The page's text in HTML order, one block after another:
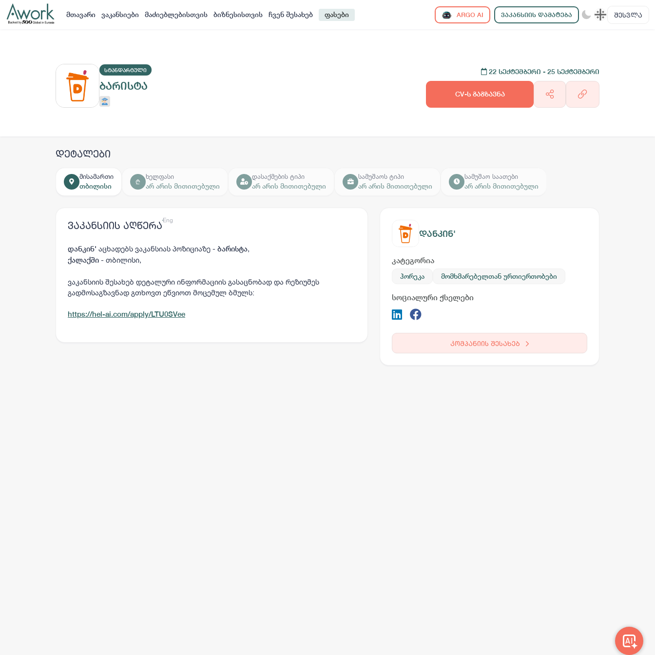
მთავარი ვაკანსიები მაძიებლებისთვის ბიზნესისთვის ჩვენ შესახებ ფასები ARGO AI ᲕᲐᲙᲐᲜᲡᲘᲘᲡ ᲓᲐᲛᲐᲢᲔᲑᲐ ᲨᲔᲡᲕᲚᲐ
ᲡᲢᲐᲜᲓᲐᲠᲢᲣᲚᲘ
ბარისტა
22 სექტემბერი - 25 სექტემბერი
CV-ს გაგზავნა
დეტალები
მისამართი
თბილისი
₾
ხელფასი
არ არის მითითებული
დასაქმების ტიპი
არ არის მითითებული
სამუშაოს ტიპი
არ არის მითითებული
სამუშაო საათები
არ არის მითითებული
ვაკანსიის აღწერაქარ
Eng
დანკინ' აცხადებს ვაკანსიას პოზიციაზე - ბარისტა,
ქალაქში - თბილისი,
ვაკანსიის შესახებ დეტალური ინფორმაციის გასაცნობად და რეზიუმეს
გადმოსაგზავნად გთხოვთ ეწვიოთ მოცემულ ბმულს:
https://hel-ai.com/apply/LTU0SVee
დანკინ'
კატეგორია
ჰორეკა მომხმარებელთან ურთიერთობები
სოციალური ქსელები
კომპანიის შესახებ
სამსახურის ძებნა